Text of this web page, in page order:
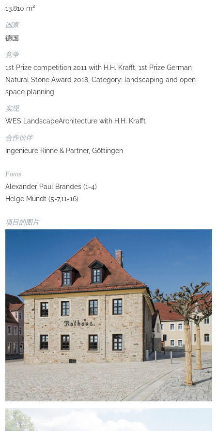
13.810 m²
国家
德国
竞争
1st Prize competition 2011 with H.H. Krafft, 1st Prize German
Natural Stone Award 2018, Category: landscaping and open
space planning
实现
WES LandscapeArchitecture with H.H. Krafft
合作伙伴
Ingenieure Rinne & Partner, Göttingen
Fotos
Alexander Paul Brandes (1-4)
Helge Mundt (5-7,11-16)
项目的图片